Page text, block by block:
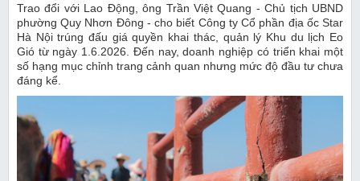
Trao đổi với Lao Động, ông Trần Việt Quang - Chủ tịch UBND
phường Quy Nhơn Đông - cho biết Công ty Cổ phần địa ốc Star
Hà Nội trúng đấu giá quyền khai thác, quản lý Khu du lịch Eo
Gió từ ngày 1.6.2026. Đến nay, doanh nghiệp có triển khai một
số hạng mục chỉnh trang cảnh quan nhưng mức độ đầu tư chưa
đáng kể.